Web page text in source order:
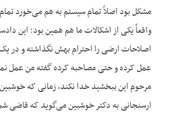
مشکل بود اصلاً تمام سیستم به هم می‌خورد
واقعاً یکی از اشکالات ما هم همین بود: این
اصلاحات ارضی را احترام بهش نگذاشته و در
عمل کرده و حتی مصاحبه کرده گفته من عمل
مرحوم این ببخشید خدا نکند، زمانی که
ارسنجانی به دکتر خوشبین می‌گوید که قاضی